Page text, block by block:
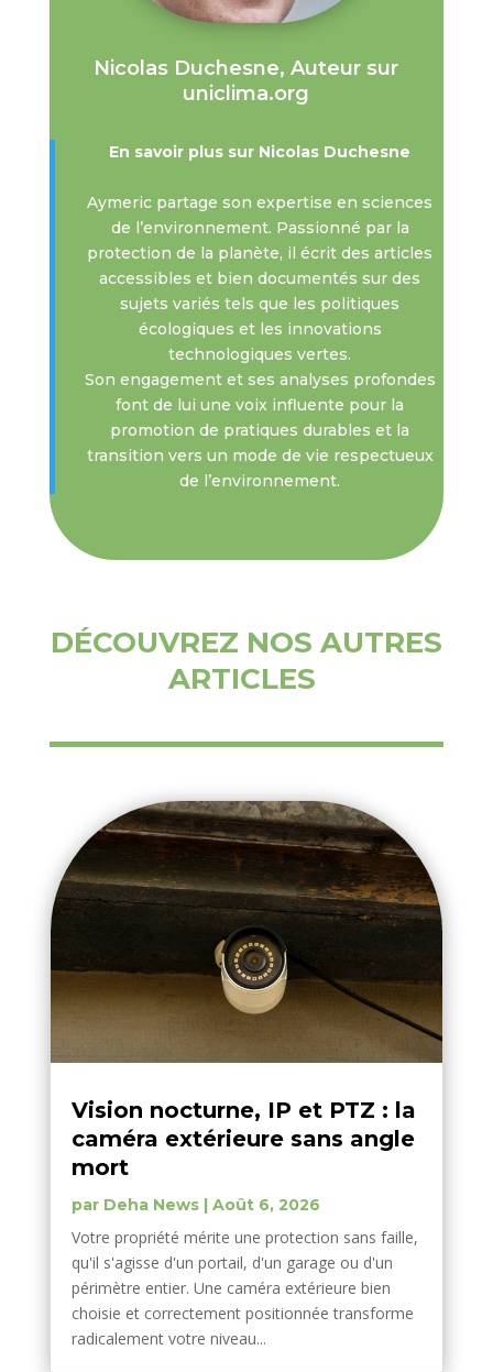
Nicolas Duchesne, Auteur sur
uniclima.org
En savoir plus sur Nicolas Duchesne
Aymeric partage son expertise en sciences
de l’environnement. Passionné par la
protection de la planète, il écrit des articles
accessibles et bien documentés sur des
sujets variés tels que les politiques
écologiques et les innovations
technologiques vertes.
Son engagement et ses analyses profondes
font de lui une voix influente pour la
promotion de pratiques durables et la
transition vers un mode de vie respectueux
de l’environnement.
DÉCOUVREZ NOS AUTRES
ARTICLES
Vision nocturne, IP et PTZ : la
caméra extérieure sans angle
mort
par Deha News| Août 6, 2026
Votre propriété mérite une protection sans faille,
qu'il s'agisse d'un portail, d'un garage ou d'un
périmètre entier. Une caméra extérieure bien
choisie et correctement positionnée transforme
radicalement votre niveau...